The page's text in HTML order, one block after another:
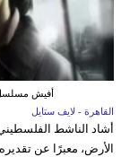
أفيش مسلسل
القاهرة - لايف ستايل
أشاد الناشط
الأرض، معبرًا عن